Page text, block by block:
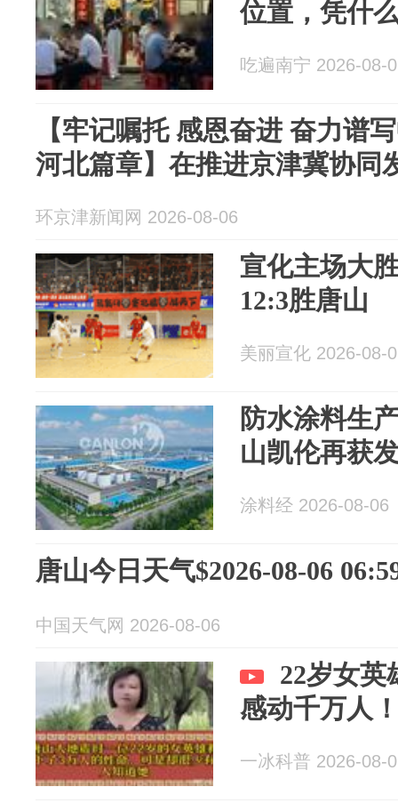
位置，凭什
吃遍南宁 2026-08-
【牢记嘱托 感恩奋进 奋力谱
河北篇章】在推进京津冀协同
环京津新闻网 2026-08-06
宣化主场大
12:3胜唐山
美丽宣化 2026-08-
防水涂料生
山凯伦再获
涂料经 2026-08-06
唐山今日天气$2026-08-06
中国天气网 2026-08-06
22岁女英
感动千万人
一冰科普 2026-08-